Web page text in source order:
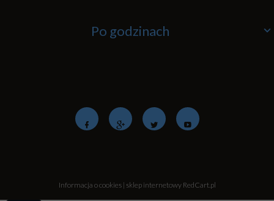
Po godzinach
Informacja o cookies| sklep internetowyRedCart.pl